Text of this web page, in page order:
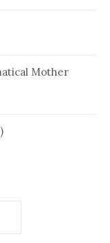
Mother